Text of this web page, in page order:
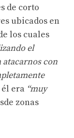
de corto
ubicados en
los cuales
el
con
era “muy
zonas